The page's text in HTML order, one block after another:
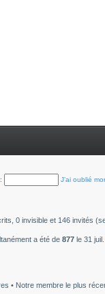
J’ai oublié
0 invisible et 146 invités
a été de 877 le 31
• Notre membre le plus